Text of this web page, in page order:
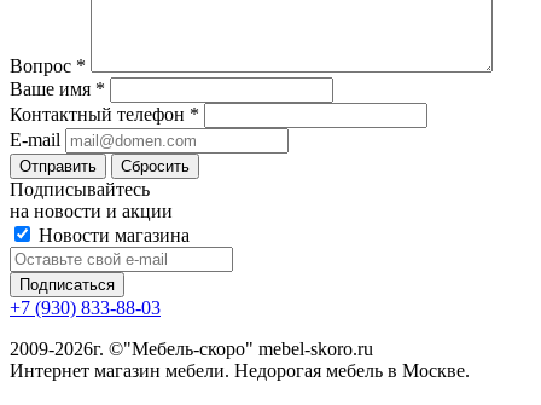
Вопрос *
Ваше имя *
Контактный телефон *
E-mail
Сбросить
Подписывайтесь
на новости и акции
Новости магазина
+7 (930) 833-88-03
2009-2026г. ©"Мебель-скоро" mebel-skoro.ru
Интернет магазин мебели. Недорогая мебель в Москве.